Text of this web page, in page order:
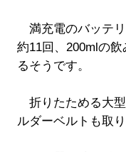
満充電のバッテ
約11回、200mlの
るそうです。
折りたためる大型
ルダーベルトも取り